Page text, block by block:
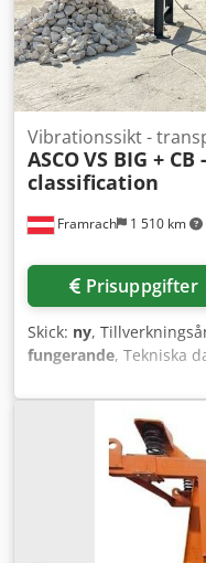
Framrach 1 510 km
Vibrationssikt -
ASCOVS BIG + CB
classification
Prisuppgifter
Skick: ny,
fungerande, Tekniska
Djdpfxoyirx Ns Abweck
Nedre däck: sikt-nät 90
för gummibroms) •
Ewec Transportband
rullar • Fast underdel
effektiv och precis